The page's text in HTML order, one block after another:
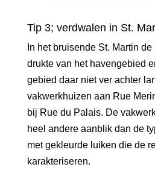
Tip 3; verdwalen in St.
In het bruisende St. Martin
drukte van het havengebied
gebied daar niet ver achter
vakwerkhuizen aan Rue
bij Rue du Palais. De
heel andere aanblik dan de
met gekleurde luiken die de
karakteriseren.